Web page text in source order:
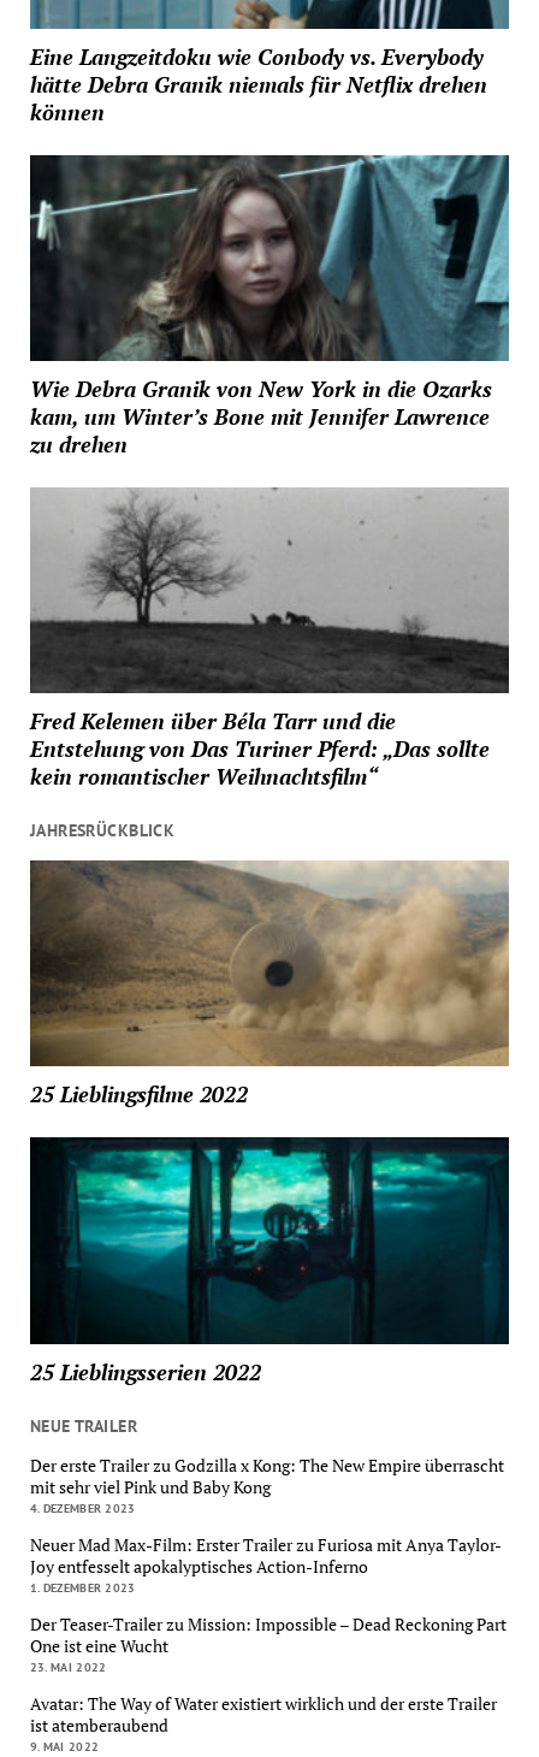
Eine Langzeitdoku wie Conbody vs. Everybody
hätte Debra Granik niemals für Netflix drehen
können
Wie Debra Granik von New York in die Ozarks
kam, um Winter’s Bone mit Jennifer Lawrence
zu drehen
Fred Kelemen über Béla Tarr und die
Entstehung von Das Turiner Pferd: „Das sollte
kein romantischer Weihnachtsfilm“
JAHRESRÜCKBLICK
25 Lieblingsfilme 2022
25 Lieblingsserien 2022
NEUE TRAILER
Der erste Trailer zu Godzilla x Kong: The New Empire überrascht
mit sehr viel Pink und Baby Kong
4. DEZEMBER 2023
Neuer Mad Max-Film: Erster Trailer zu Furiosa mit Anya Taylor-
Joy entfesselt apokalyptisches Action-Inferno
1. DEZEMBER 2023
Der Teaser-Trailer zu Mission: Impossible – Dead Reckoning Part
One ist eine Wucht
23. MAI 2022
Avatar: The Way of Water existiert wirklich und der erste Trailer
ist atemberaubend
9. MAI 2022